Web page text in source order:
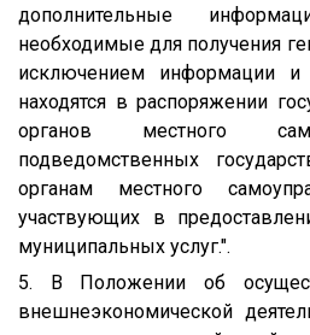
дополнительные
необходимые для получения
исключением информации и
находятся в распоряжении
органов местного
подведомственных
органам местного
участвующих в
муниципальных услуг.".
5. В Положении об
внешнеэкономической